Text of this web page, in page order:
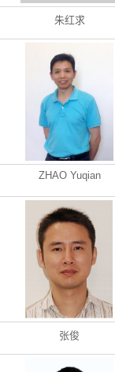
朱红求
ZHAO Yuqian
张俊